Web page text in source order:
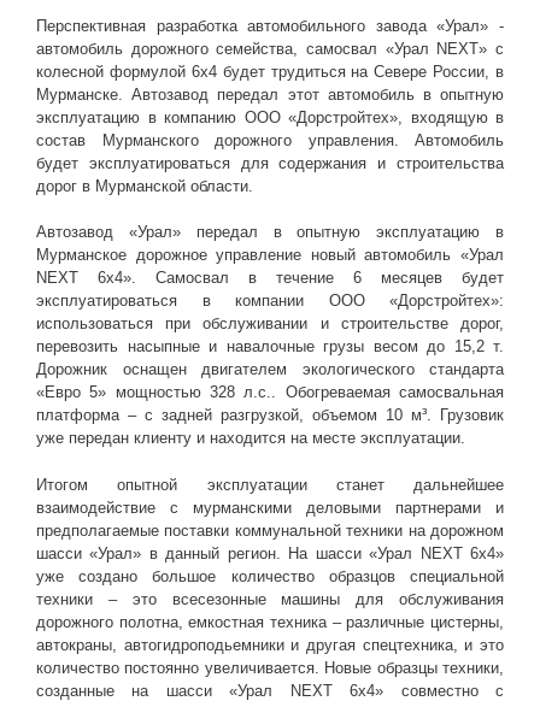
Перспективная разработка автомобильного завода «Урал» -
автомобиль дорожного семейства, самосвал «Урал NEXT» с
колесной формулой 6х4 будет трудиться на Севере России, в
Мурманске. Автозавод передал этот автомобиль в опытную
эксплуатацию в компанию ООО «Дорстройтех», входящую в
состав Мурманского дорожного управления. Автомобиль
будет эксплуатироваться для содержания и строительства
дорог в Мурманской области.
Автозавод «Урал» передал в опытную эксплуатацию в
Мурманское дорожное управление новый автомобиль «Урал
NEXT 6х4». Самосвал в течение 6 месяцев будет
эксплуатироваться в компании ООО «Дорстройтех»:
использоваться при обслуживании и строительстве дорог,
перевозить насыпные и навалочные грузы весом до 15,2 т.
Дорожник оснащен двигателем экологического стандарта
«Евро 5» мощностью 328 л.с.. Обогреваемая самосвальная
платформа – с задней разгрузкой, объемом 10 м³. Грузовик
уже передан клиенту и находится на месте эксплуатации.
Итогом опытной эксплуатации станет дальнейшее
взаимодействие с мурманскими деловыми партнерами и
предполагаемые поставки коммунальной техники на дорожном
шасси «Урал» в данный регион. На шасси «Урал NEXT 6х4»
уже создано большое количество образцов специальной
техники – это всесезонные машины для обслуживания
дорожного полотна, емкостная техника – различные цистерны,
автокраны, автогидроподьемники и другая спецтехника, и это
количество постоянно увеличивается. Новые образцы техники,
созданные на шасси «Урал NEXT 6х4» совместно с